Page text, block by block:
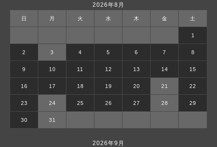
2026年8月
日 月 火 水 木 金 土
1
2 3 4 5 6 7 8
9 10 11 12 13 14 15
16 17 18 19 20 21 22
23 24 25 26 27 28 29
30 31
2026年9月